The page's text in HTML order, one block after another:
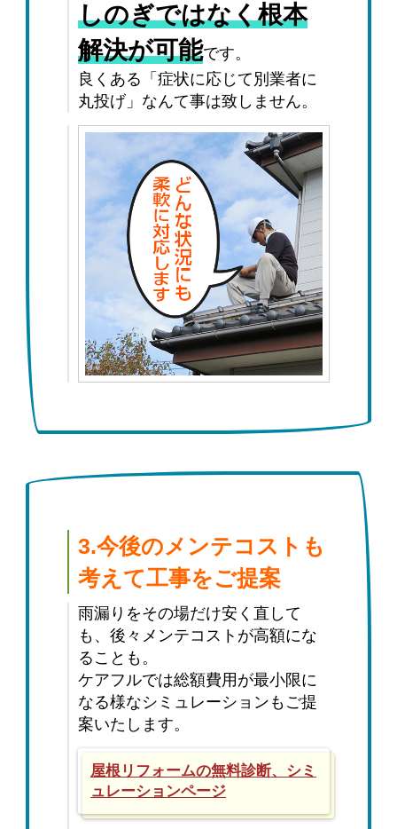
しのぎではなく根本
解決が可能です。
良くある「症状に応じて別業者に
丸投げ」なんて事は致しません。
3.今後のメンテコストも
考えて工事をご提案
雨漏りをその場だけ安く直して
も、後々メンテコストが高額にな
ることも。
ケアフルでは総額費用が最小限に
なる様なシミュレーションもご提
案いたします。
屋根リフォームの無料診断、シミ
ュレーションページ